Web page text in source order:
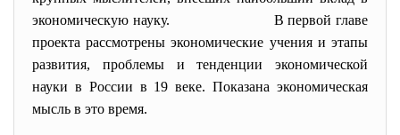
экономическую науку. В первой главе
проекта рассмотрены экономические учения и этапы
развития, проблемы и тенденции экономической
науки в России в 19 веке. Показана экономическая
мысль в это время.